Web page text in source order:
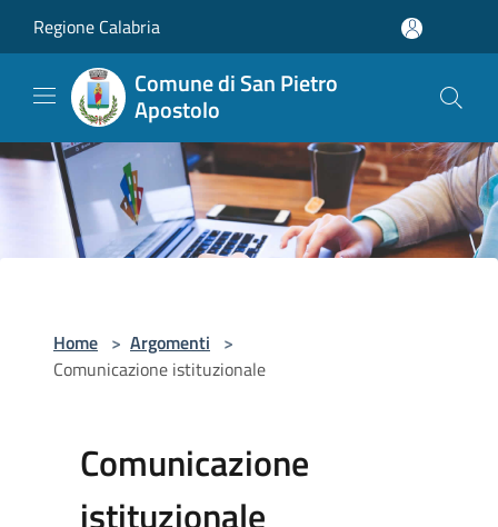
Regione Calabria
Comune di San Pietro
Apostolo
Home > Argomenti >
Comunicazione istituzionale
Comunicazione
istituzionale